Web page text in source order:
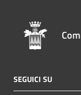
SEGUICI SU